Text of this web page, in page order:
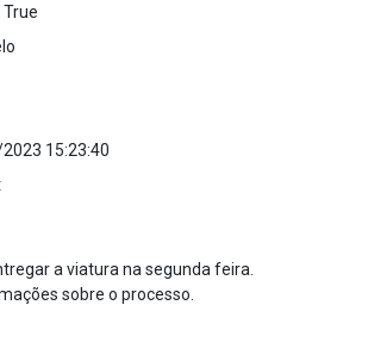
True
15:23:40
a viatura na segunda feira.
sobre o processo.